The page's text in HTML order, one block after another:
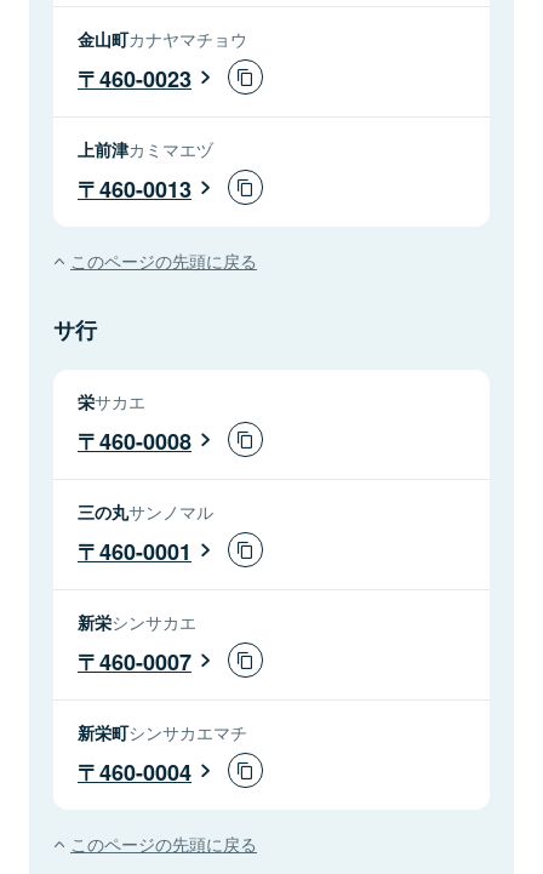
金山町カナヤマチョウ
460-0023
上前津カミマエヅ
460-0013
このページの先頭に戻る
サ行
栄サカエ
460-0008
三の丸サンノマル
460-0001
新栄シンサカエ
460-0007
新栄町シンサカエマチ
460-0004
このページの先頭に戻る